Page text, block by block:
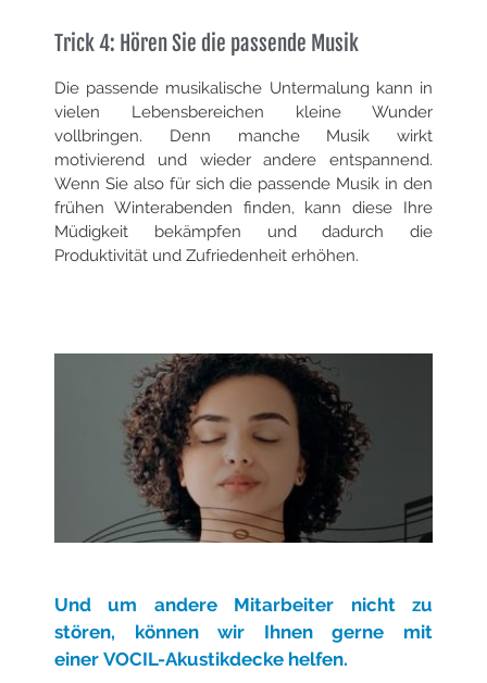
Trick 4: Hören Sie die passende Musik
Die passende musikalische Untermalung kann in
vielen Lebensbereichen kleine Wunder
vollbringen. Denn manche Musik wirkt
motivierend und wieder andere entspannend.
Wenn Sie also für sich die passende Musik in den
frühen Winterabenden finden, kann diese Ihre
Müdigkeit bekämpfen und dadurch die
Produktivität und Zufriedenheit erhöhen.
Und um andere Mitarbeiter nicht zu
stören, können wir Ihnen gerne mit
einer VOCIL-Akustikdecke helfen.